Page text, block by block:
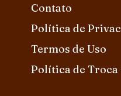
Contato
Política de
Termos de Uso
Política de Troca